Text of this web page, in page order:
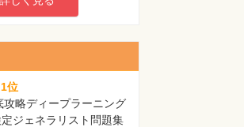
1位
攻略ディープラーニング
ジェネラリスト問題集